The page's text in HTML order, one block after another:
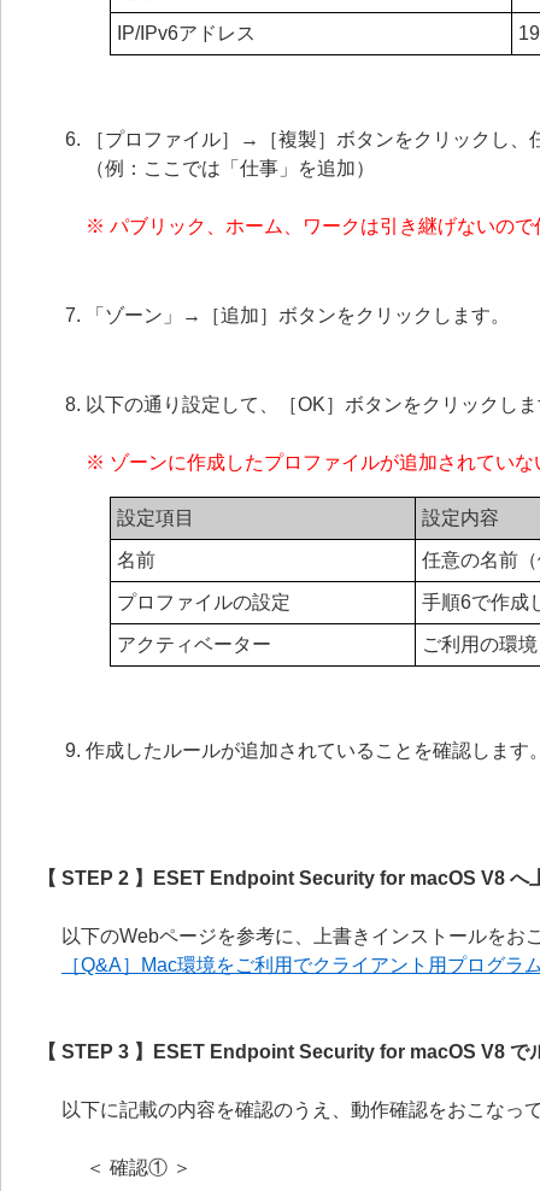
IP/IPv6アドレス
［プロファイル］→［複製］ボタンをクリックし
（例：ここでは「仕事」を追加）
※ パブリック、ホーム、ワークは引き継げないので
「ゾーン」→［追加］ボタンをクリックします。
以下の通り設定して、［OK］ボタンをクリックし
※ ゾーンに作成したプロファイルが追加されてい
設定項目 設定内容
名前 任意の名前
プロファイルの設定 手順6で作成
アクティベーター ご利用の環
作成したルールが追加されていることを確認します
【 STEP 2 】ESET Endpoint Security for macOS V8 へ
以下のWebページを参考に、上書きインストールをお
［Q&A］Mac環境をご利用でクライアント用プログラ
【 STEP 3 】ESET Endpoint Security for macOS V8 で
以下に記載の内容を確認のうえ、動作確認をおこなっ
＜ 確認① ＞